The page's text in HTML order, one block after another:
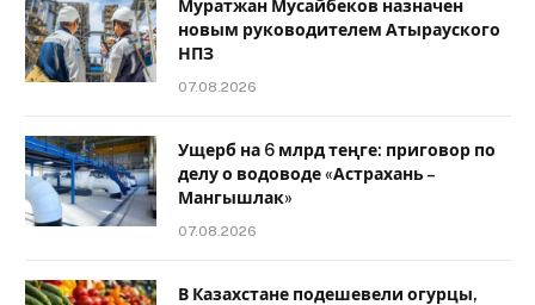
Муратжан Мусайбеков назначен
новым руководителем Атырауского
НПЗ
07.08.2026
Ущерб на 6 млрд теңге: приговор по
делу о водоводе «Астрахань –
Мангышлак»
07.08.2026
В Казахстане подешевели огурцы,